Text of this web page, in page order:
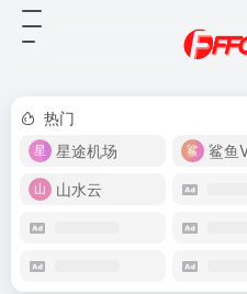
热门
星途机场
鲨鱼
山水云